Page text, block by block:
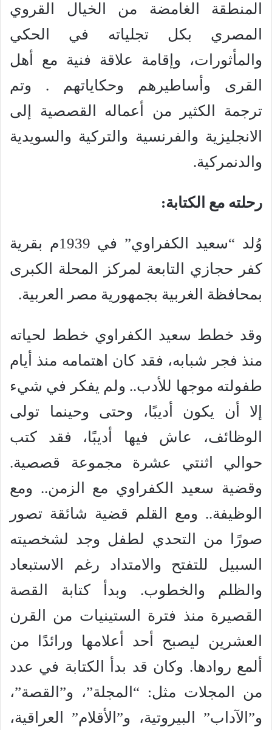
المنطقة الغامضة من الخيال القروي
المصري بكل تجلياته في الحكي
والمأثورات، وإقامة علاقة فنية مع أهل
القرى وأساطيرهم وحكاياتهم . وتم
ترجمة الكثير من أعماله القصصية إلى
الانجليزية والفرنسية والتركية والسويدية
والدنمركية.
رحلته مع الكتابة:
وُلد “سعيد الكفراوي” في 1939م بقرية
كفر حجازي التابعة لمركز المحلة الكبرى
بمحافظة الغربية بجمهورية مصر العربية.
وقد خطط سعيد الكفراوي خطط لحياته
منذ فجر شبابه، فقد كان اهتمامه منذ أيام
طفولته موجها للأدب.. ولم يفكر في شيء
إلا أن يكون أديبًا، وحتى وحينما تولى
الوظائف، عاش فيها أديبًا، فقد كتب
حوالي اثنتي عشرة مجموعة قصصية.
وقضية سعيد الكفراوي مع الزمن.. ومع
الوظيفة.. ومع القلم قضية شائقة تصور
صورًا من التحدي لطفل وجد لشخصيته
السبيل للتفتح والامتداد رغم الاستبعاد
والظلم والخطوب. وبدأ كتابة القصة
القصيرة منذ فترة الستينيات من القرن
العشرين ليصبح أحد أعلامها ورائدًا من
ألمع روادها. وكان قد بدأ الكتابة في عدد
من المجلات مثل: “المجلة”، و”القصة”،
و”الآداب” البيروتية، و”الأقلام” العراقية،